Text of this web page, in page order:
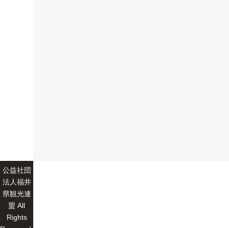
公益社団
法人福井
県観光連
盟 All
Rights